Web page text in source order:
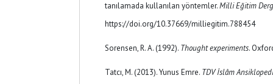
tanılamada kullanılan yöntemler.Milli Eğitim
https://doi.org/10.37669/milliegitim.788454
Sorensen, R. A. (1992). Thought experiments.
Tatcı, M. (2013). Yunus Emre. TDV İslâm